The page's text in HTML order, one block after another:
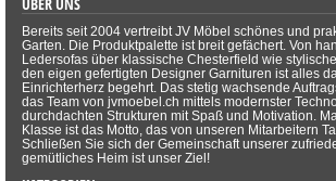
Bereits seit 2004 vertreibt JV Möbel schönes und
Garten. Die Produktpalette ist breit gefächert. Von
Ledersofas über klassische Chesterfield wie
den eigen gefertigten Designer Garnituren ist alles
Einrichterherz begehrt. Das stetig wachsende
das Team von jvmoebel.ch mittels modernster
durchdachten Strukturen mit Spaß und Motivation.
Klasse ist das Motto, das von unseren Mitarbeitern
Schließen Sie sich der Gemeinschaft unserer
gemütliches Heim ist unser Ziel!